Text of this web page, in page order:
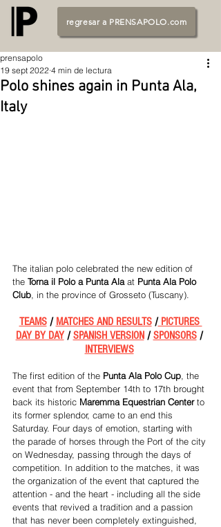
regresar a PRENSAPOLO.com
Polo shines again in Punta Ala,
Italy
prensapolo
19 sept 2022 4 min de lectura
The italian polo celebrated the new edition of
the Torna il Polo a Punta Ala at Punta Ala Polo
Club, in the province of Grosseto (Tuscany).
TEAMS / MATCHES AND RESULTS / PICTURES
DAY BY DAY / SPANISH VERSION / SPONSORS /
INTERVIEWS
The first edition of the Punta Ala Polo Cup, the
event that from September 14th to 17th brought
back its historic Maremma Equestrian Center to
its former splendor, came to an end this
Saturday. Four days of emotion, starting with
the parade of horses through the Port of the city
on Wednesday, passing through the days of
competition. In addition to the matches, it was
the organization of the event that captured the
attention - and the heart - including all the side
events that revived a tradition and a passion
that has never been completely extinguished,